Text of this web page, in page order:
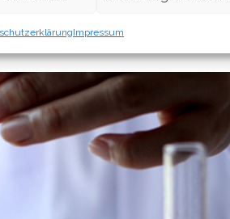
Impressum
Pflanzen,